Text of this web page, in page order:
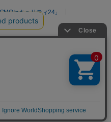
セキュリティ24」
断